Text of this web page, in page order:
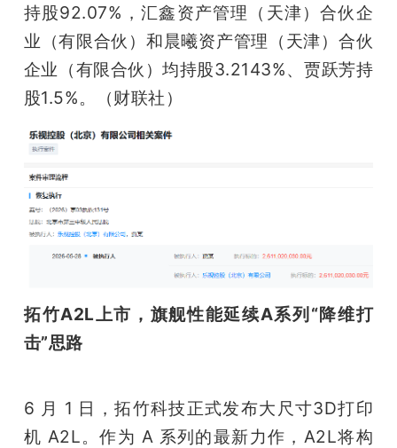
持股92.07%，汇鑫资产管理（天津）合伙企
业（有限合伙）和晨曦资产管理（天津）合伙
企业（有限合伙）均持股3.2143%、贾跃芳持
股1.5%。（财联社）
拓竹A2L上市，旗舰性能延续A系列“降维打
击”思路
6 月 1 日，拓竹科技正式发布大尺寸3D打印
机 A2L。作为 A 系列的最新力作，A2L将构